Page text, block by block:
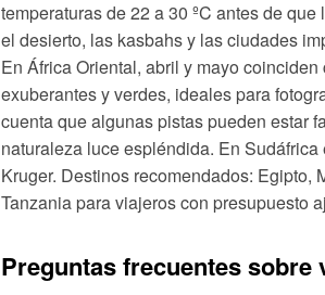
temperaturas de 22 a 30 ºC antes de
el desierto, las kasbahs y las ciudades
En África Oriental, abril y mayo
exuberantes y verdes, ideales para
cuenta que algunas pistas pueden estar
naturaleza luce espléndida. En
Kruger. Destinos recomendados: Egipto,
Tanzania para viajeros con presupuesto
Preguntas frecuentes sobre